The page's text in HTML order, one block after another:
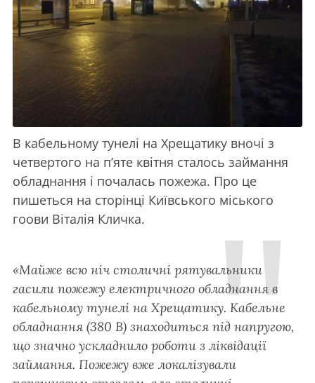
В кабельному тунелі на Хрещатику вночі з
четвертого на п’яте квітня сталось займання
обладнання і почалась пожежа. Про це
пишеться на сторінці Київського міського
гоови Віталія Кличка.
«Майже всю ніч столичні рятувальники
гасили пожежу електричного обладнання в
кабельному тунелі на Хрещатику. Кабельне
обладнання (380 В) знаходиться під напругою,
що значно ускладнило роботи з ліквідації
займання. Пожежу вже локалізували